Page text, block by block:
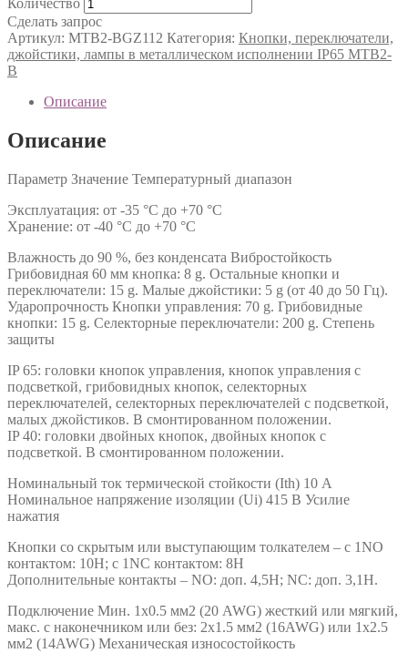
Количество
Сделать запрос
Артикул: MTB2-BGZ112 Категория: Кнопки, переключатели,
джойстики, лампы в металлическом исполнении IP65 MTB2-
B
Описание
Описание
Параметр Значение Температурный диапазон
Эксплуатация: от -35 °C до +70 °C
Хранение: от -40 °C до +70 °C
Влажность до 90 %, без конденсата Вибростойкость
Грибовидная 60 мм кнопка: 8 g. Остальные кнопки и
переключатели: 15 g. Малые джойстики: 5 g (от 40 до 50 Гц).
Ударопрочность Кнопки управления: 70 g. Грибовидные
кнопки: 15 g. Селекторные переключатели: 200 g. Степень
защиты
IP 65: головки кнопок управления, кнопок управления с
подсветкой, грибовидных кнопок, селекторных
переключателей, селекторных переключателей с подсветкой,
малых джойстиков. В смонтированном положении.
IP 40: головки двойных кнопок, двойных кнопок с
подсветкой. В смонтированном положении.
Номинальный ток термической стойкости (Ith) 10 А
Номинальное напряжение изоляции (Ui) 415 В Усилие
нажатия
Кнопки со скрытым или выступающим толкателем – с 1NO
контактом: 10Н; с 1NC контактом: 8Н
Дополнительные контакты – NO: доп. 4,5Н; NC: доп. 3,1Н.
Подключение Мин. 1х0.5 мм2 (20 AWG) жесткий или мягкий,
макс. c наконечником или без: 2х1.5 мм2 (16AWG) или 1х2.5
мм2 (14AWG) Механическая износостойкость